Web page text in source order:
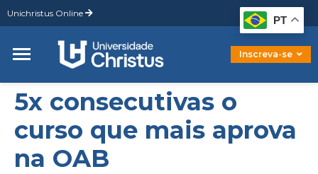
Unichristus Online
Inscreva-se
Graduação
Pós-Graduação
Mestrado
Doutorado
5x consecutivas o
curso que mais aprova
na OAB
PT